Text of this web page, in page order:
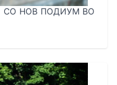
СО НОВ ПОДИУМ ВО